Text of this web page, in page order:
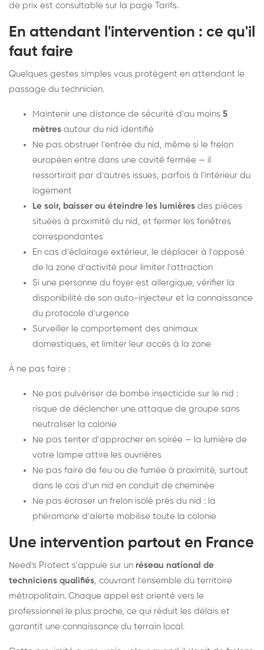
de prix est consultable sur la page Tarifs.
En attendant l'intervention : ce qu'il
faut faire
Quelques gestes simples vous protègent en attendant le
passage du technicien.
Maintenir une distance de sécurité d'au moins 5
mètres autour du nid identifié
Ne pas obstruer l'entrée du nid, même si le frelon
européen entre dans une cavité fermée — il
ressortirait par d'autres issues, parfois à l'intérieur du
logement
Le soir, baisser ou éteindre les lumières des pièces
situées à proximité du nid, et fermer les fenêtres
correspondantes
En cas d'éclairage extérieur, le déplacer à l'opposé
de la zone d'activité pour limiter l'attraction
Si une personne du foyer est allergique, vérifier la
disponibilité de son auto-injecteur et la connaissance
du protocole d'urgence
Surveiller le comportement des animaux
domestiques, et limiter leur accès à la zone
À ne pas faire :
Ne pas pulvériser de bombe insecticide sur le nid :
risque de déclencher une attaque de groupe sans
neutraliser la colonie
Ne pas tenter d'approcher en soirée — la lumière de
votre lampe attire les ouvrières
Ne pas faire de feu ou de fumée à proximité, surtout
dans le cas d'un nid en conduit de cheminée
Ne pas écraser un frelon isolé près du nid : la
phéromone d'alerte mobilise toute la colonie
Une intervention partout en France
Need's Protect s'appuie sur un réseau national de
techniciens qualifiés, couvrant l'ensemble du territoire
métropolitain. Chaque appel est orienté vers le
professionnel le plus proche, ce qui réduit les délais et
garantit une connaissance du terrain local.